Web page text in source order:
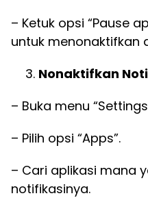
– Ketuk opsi “Pause
untuk menonaktifkan
Nonaktifkan
– Buka menu
– Pilih opsi “Apps”.
– Cari aplikasi mana
notifikasinya.